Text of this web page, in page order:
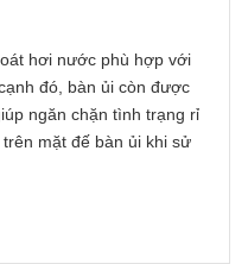
hơi nước phù hợp với
đó, bàn ủi còn được
ngăn chặn tình trạng rỉ
mặt đế bàn ủi khi sử